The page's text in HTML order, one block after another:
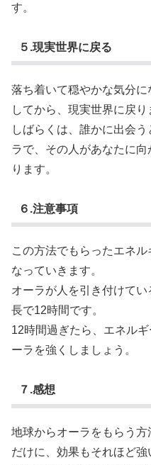
す。
５.現実世界に戻る
落ち着いて穏やかな気分
してから、現実世界に戻り
しばらくは、誰かに出会
ラで、その人があなたに
ります。
６.注意事項
この方法でもらったエネ
なっていきます。
オーラが人を引き付けて
長で12時間です。
12時間過ぎたら、エネル
ーラを強くしましょう。
７.感想
地球からオーラをもらう
だけに、効果もそれほど